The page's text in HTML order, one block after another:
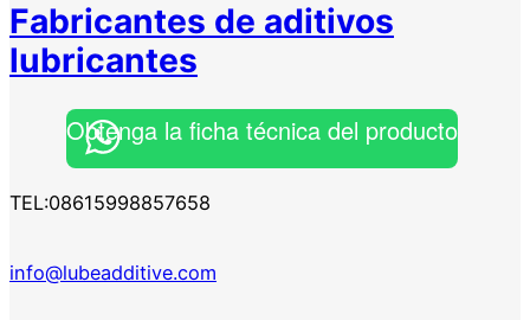
Fabricantes de aditivos
lubricantes
Obtenga la ficha técnica del producto
TEL:08615998857658
info@lubeadditive.com